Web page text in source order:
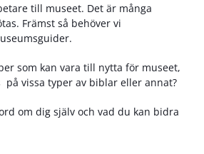
till museet. Det är många
Främst så behöver vi
som kan vara till nytta för museet,
på vissa typer av biblar eller annat?
om dig själv och vad du kan bidra